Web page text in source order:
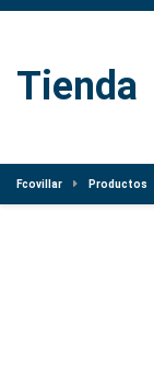
Tienda
Fcovillar Productos